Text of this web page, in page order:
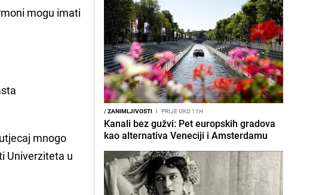
mogu imati
mnogo
Univerziteta u
/ZANIMLJIVOSTI I PRIJE OKO 11H
Kanali bez gužvi: Pet europskih gradova
kao alternativa Veneciji i Amsterdamu